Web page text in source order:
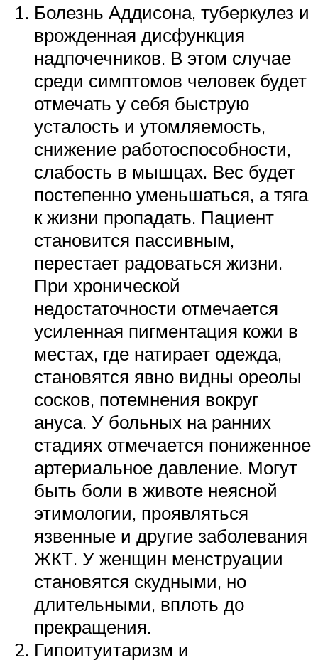
Болезнь Аддисона, туберкулез и
врожденная дисфункция
надпочечников. В этом случае
среди симптомов человек будет
отмечать у себя быструю
усталость и утомляемость,
снижение работоспособности,
слабость в мышцах. Вес будет
постепенно уменьшаться, а тяга
к жизни пропадать. Пациент
становится пассивным,
перестает радоваться жизни.
При хронической
недостаточности отмечается
усиленная пигментация кожи в
местах, где натирает одежда,
становятся явно видны ореолы
сосков, потемнения вокруг
ануса. У больных на ранних
стадиях отмечается пониженное
артериальное давление. Могут
быть боли в животе неясной
этимологии, проявляться
язвенные и другие заболевания
ЖКТ. У женщин менструации
становятся скудными, но
длительными, вплоть до
прекращения.
Гипоитуитаризм и